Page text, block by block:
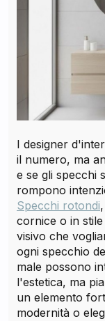
I designer
il numero, ma
e se gli specchi
rompono
Specchi rotondi
cornice o in
visivo che
ogni specchio
male possono
l'estetica, ma
un elemento
modernità o